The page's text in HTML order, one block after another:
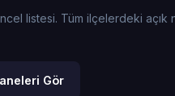
listesi. Tüm ilçelerdeki
Gör